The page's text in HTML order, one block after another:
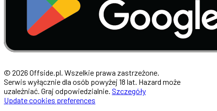
© 2026 Offside.pl. Wszelkie prawa zastrzeżone.
Serwis wyłącznie dla osób powyżej 18 lat. Hazard może
uzależniać. Graj odpowiedzialnie. Szczegóły
Update cookies preferences